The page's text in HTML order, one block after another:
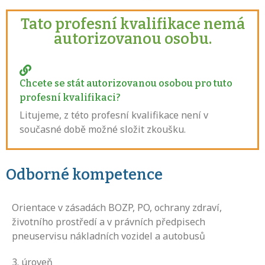
Tato profesní kvalifikace nemá
autorizovanou osobu.
Chcete se stát autorizovanou osobou pro tuto
profesní kvalifikaci?
Litujeme, z této profesní kvalifikace není v
současné době možné složit zkoušku.
Odborné kompetence
Orientace v zásadách BOZP, PO, ochrany zdraví,
životního prostředí a v právních předpisech
pneuservisu nákladních vozidel a autobusů
3. úroveň